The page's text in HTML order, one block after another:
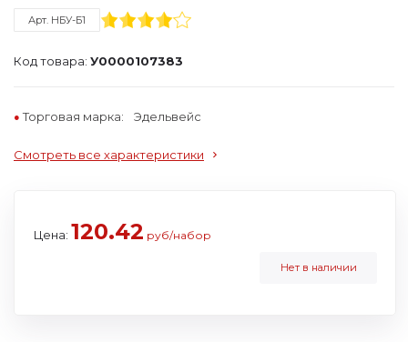
Арт. НБУ-Б1
Код товара: У0000107383
Торговая марка: Эдельвейс
Смотреть все характеристики
Цена: 120.42 руб/набор
Нет в наличии